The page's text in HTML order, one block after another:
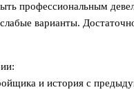
профессиональным
варианты.
и история с